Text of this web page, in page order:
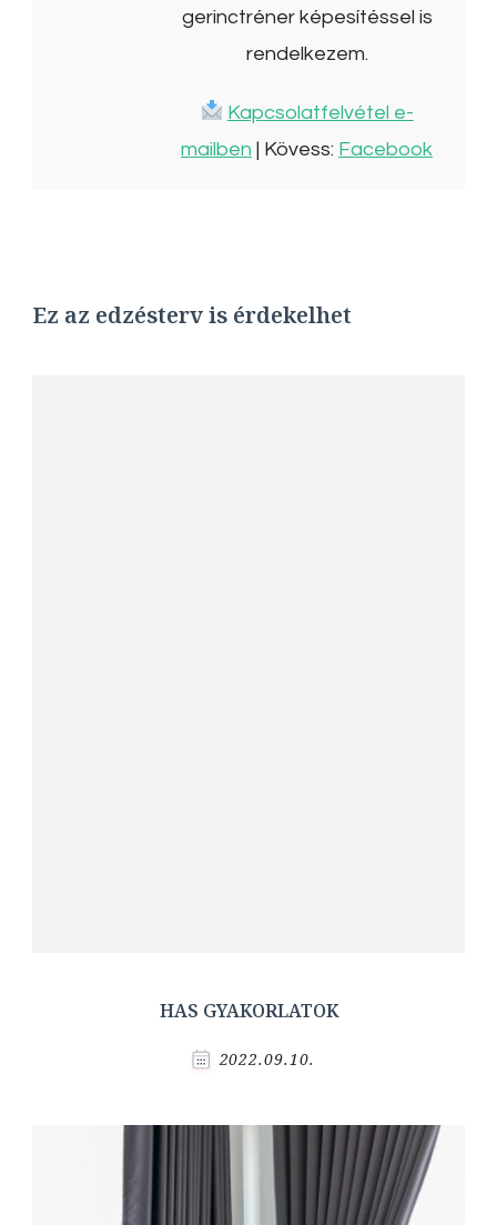
gerinctréner képesítéssel is
rendelkezem.
Kapcsolatfelvétel e-
mailben | Kövess: Facebook
Ez az edzésterv is érdekelhet
HAS GYAKORLATOK
2022.09.10.